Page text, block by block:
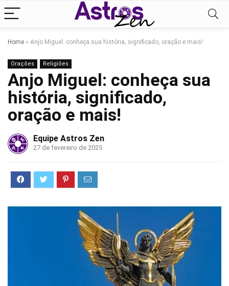
Home » Anjo Miguel: conheça sua história, significado, oração e mais!
Orações Religiões
Anjo Miguel: conheça sua
história, significado,
oração e mais!
Equipe Astros Zen
27 de fevereiro de 2025